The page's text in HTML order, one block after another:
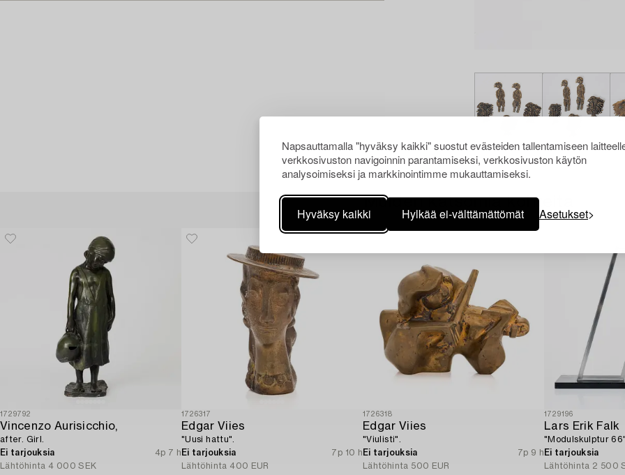
Napsauttamalla "hyväksy kaikki" suostut evästeiden tallentamiseen
verkkosivuston navigoinnin parantamiseksi, verkkosivuston käytön
analysoimiseksi ja markkinointimme mukauttamiseksi.
Hyväksy kaikki Hylkää ei-välttämättömät Asetukset
Muiden katsomia kohteita
1729792
Vincenzo Aurisicchio,
after. Girl.
Ei tarjouksia
4p 7 h
Lähtöhinta 4 000 SEK
1726317
Edgar Viies
"Uusi hattu".
Ei tarjouksia
7p 10 h
Lähtöhinta 400 EUR
1726318
Edgar Viies
"Viulisti".
Ei tarjouksia
7p 9 h
Lähtöhinta 500 EUR
1729196
Lars Erik Falk
"Modulskulptur
Ei tarjouksia
Lähtöhinta 2 500